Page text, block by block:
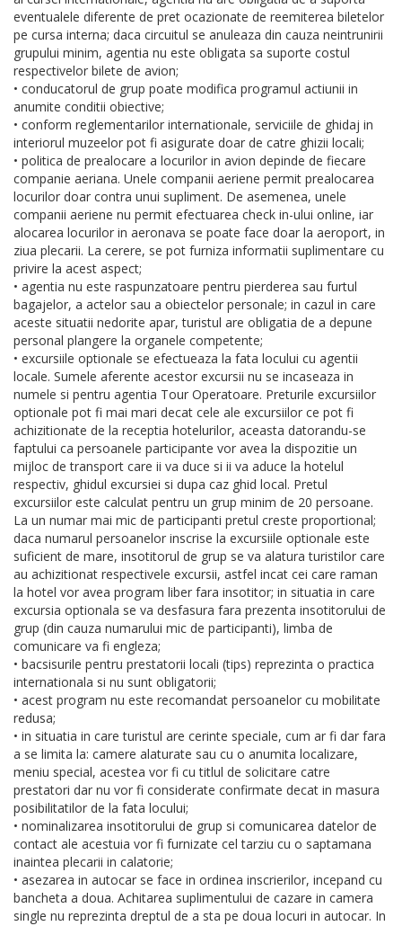
eventualele diferente de pret ocazionate de reemiterea biletelor
pe cursa interna; daca circuitul se anuleaza din cauza neintrunirii
grupului minim, agentia nu este obligata sa suporte costul
respectivelor bilete de avion;
• conducatorul de grup poate modifica programul actiunii in
anumite conditii obiective;
• conform reglementarilor internationale, serviciile de ghidaj in
interiorul muzeelor pot fi asigurate doar de catre ghizii locali;
• politica de prealocare a locurilor in avion depinde de fiecare
companie aeriana. Unele companii aeriene permit prealocarea
locurilor doar contra unui supliment. De asemenea, unele
companii aeriene nu permit efectuarea check in-ului online, iar
alocarea locurilor in aeronava se poate face doar la aeroport, in
ziua plecarii. La cerere, se pot furniza informatii suplimentare cu
privire la acest aspect;
• agentia nu este raspunzatoare pentru pierderea sau furtul
bagajelor, a actelor sau a obiectelor personale; in cazul in care
aceste situatii nedorite apar, turistul are obligatia de a depune
personal plangere la organele competente;
• excursiile optionale se efectueaza la fata locului cu agentii
locale. Sumele aferente acestor excursii nu se incaseaza in
numele si pentru agentia Tour Operatoare. Preturile excursiilor
optionale pot fi mai mari decat cele ale excursiilor ce pot fi
achizitionate de la receptia hotelurilor, aceasta datorandu-se
faptului ca persoanele participante vor avea la dispozitie un
mijloc de transport care ii va duce si ii va aduce la hotelul
respectiv, ghidul excursiei si dupa caz ghid local. Pretul
excursiilor este calculat pentru un grup minim de 20 persoane.
La un numar mai mic de participanti pretul creste proportional;
daca numarul persoanelor inscrise la excursiile optionale este
suficient de mare, insotitorul de grup se va alatura turistilor care
au achizitionat respectivele excursii, astfel incat cei care raman
la hotel vor avea program liber fara insotitor; in situatia in care
excursia optionala se va desfasura fara prezenta insotitorului de
grup (din cauza numarului mic de participanti), limba de
comunicare va fi engleza;
• bacsisurile pentru prestatorii locali (tips) reprezinta o practica
internationala si nu sunt obligatorii;
• acest program nu este recomandat persoanelor cu mobilitate
redusa;
• in situatia in care turistul are cerinte speciale, cum ar fi dar fara
a se limita la: camere alaturate sau cu o anumita localizare,
meniu special, acestea vor fi cu titlul de solicitare catre
prestatori dar nu vor fi considerate confirmate decat in masura
posibilitatilor de la fata locului;
• nominalizarea insotitorului de grup si comunicarea datelor de
contact ale acestuia vor fi furnizate cel tarziu cu o saptamana
inaintea plecarii in calatorie;
• asezarea in autocar se face in ordinea inscrierilor, incepand cu
bancheta a doua. Achitarea suplimentului de cazare in camera
single nu reprezinta dreptul de a sta pe doua locuri in autocar. In